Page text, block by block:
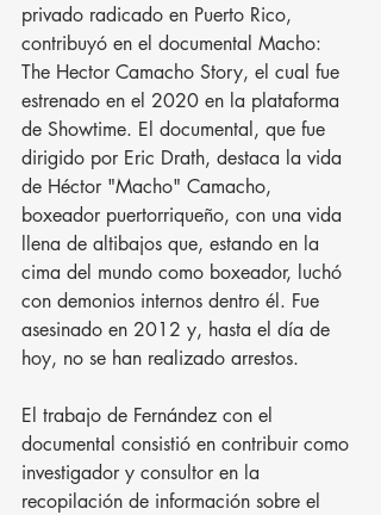
privado radicado en Puerto Rico,
contribuyó en el documental Macho:
The Hector Camacho Story, el cual fue
estrenado en el 2020 en la plataforma
de Showtime. El documental, que fue
dirigido por Eric Drath, destaca la vida
de Héctor "Macho" Camacho,
boxeador puertorriqueño, con una vida
llena de altibajos que, estando en la
cima del mundo como boxeador, luchó
con demonios internos dentro él. Fue
asesinado en 2012 y, hasta el día de
hoy, no se han realizado arrestos.
El trabajo de Fernández con el
documental consistió en contribuir como
investigador y consultor en la
recopilación de información sobre el